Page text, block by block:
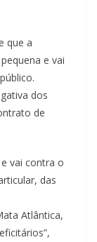
que a
e vai
dos
de
vai contra o
das
Atlântica,